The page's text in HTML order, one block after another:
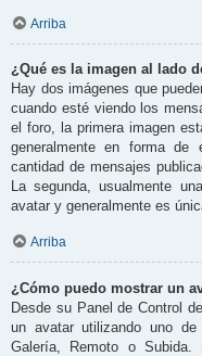
Arriba
¿Qué es la imagen al lado
Hay dos imágenes que
cuando esté viendo los
el foro, la primera imagen
generalmente en forma de
cantidad de mensajes
La segunda, usualmente
avatar y generalmente es
Arriba
¿Cómo puedo mostrar un
Desde su Panel de Control
un avatar utilizando uno de
Galería, Remoto o